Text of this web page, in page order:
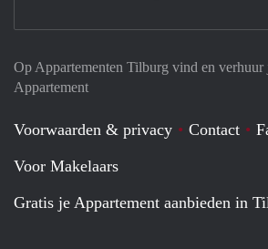
Op Appartementen Tilburg vind en
Appartement
Voorwaarden & privacy Contact
Voor Makelaars
Gratis je Appartement aanbieden in